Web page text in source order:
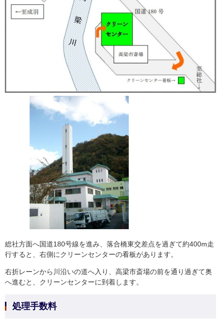
総社方面へ国道180号線を進み、落合橋東交差点を過ぎて約400m走
行すると、右側にクリーンセンターの看板があります。
右折レーンから川沿いの道へ入り、高梁市斎場の前を通り過ぎて奥
へ進むと、クリーンセンターに到着します。
処理手数料